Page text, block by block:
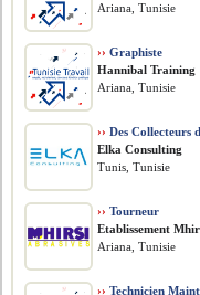
Ariana, Tunisie
›› Graphiste
Hannibal Training
Ariana, Tunisie
›› Des Collecteurs
Elka Consulting
Tunis, Tunisie
›› Tourneur
Etablissement
Ariana, Tunisie
›› Technicien